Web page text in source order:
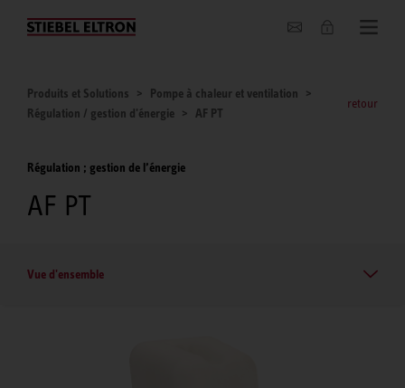
Entreprise
Produits et Solutions
Pompe à chaleur et ventilation
Régulation / gestion d'énergie
AF PT
retour
Régulation ; gestion de l’énergie
AF PT
Vue d'ensemble